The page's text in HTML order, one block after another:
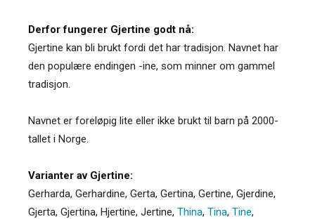
Derfor fungerer Gjertine godt nå:
Gjertine kan bli brukt fordi det har tradisjon. Navnet har
den populære endingen -ine, som minner om gammel
tradisjon.
Navnet er foreløpig lite eller ikke brukt til barn på 2000-
tallet i Norge.
Varianter av Gjertine:
Gerharda, Gerhardine, Gerta, Gertina, Gertine, Gjerdine,
Gjerta, Gjertina, Hjertine, Jertine, Thina, Tina, Tine,